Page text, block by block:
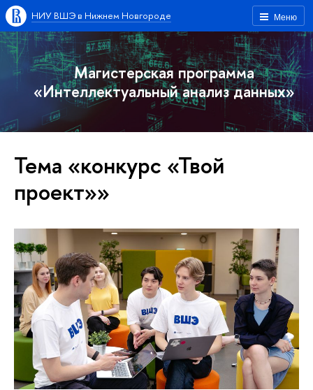
Меню
НИУ ВШЭ в Нижнем Новгороде
Магистерская программа
«Интеллектуальный анализ данных»
Тема «конкурс «Твой
проект»»